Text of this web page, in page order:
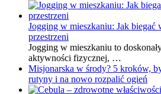
Jogging w mieszkaniu: Jak biegać
przestrzeni
Jogging w mieszkaniu to
aktywności fizycznej, …
Misjonarska w środy? 5 kroków,
rutyny i na nowo rozpalić ogień